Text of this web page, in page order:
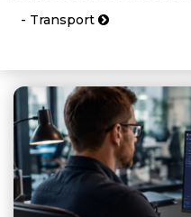
- Transport